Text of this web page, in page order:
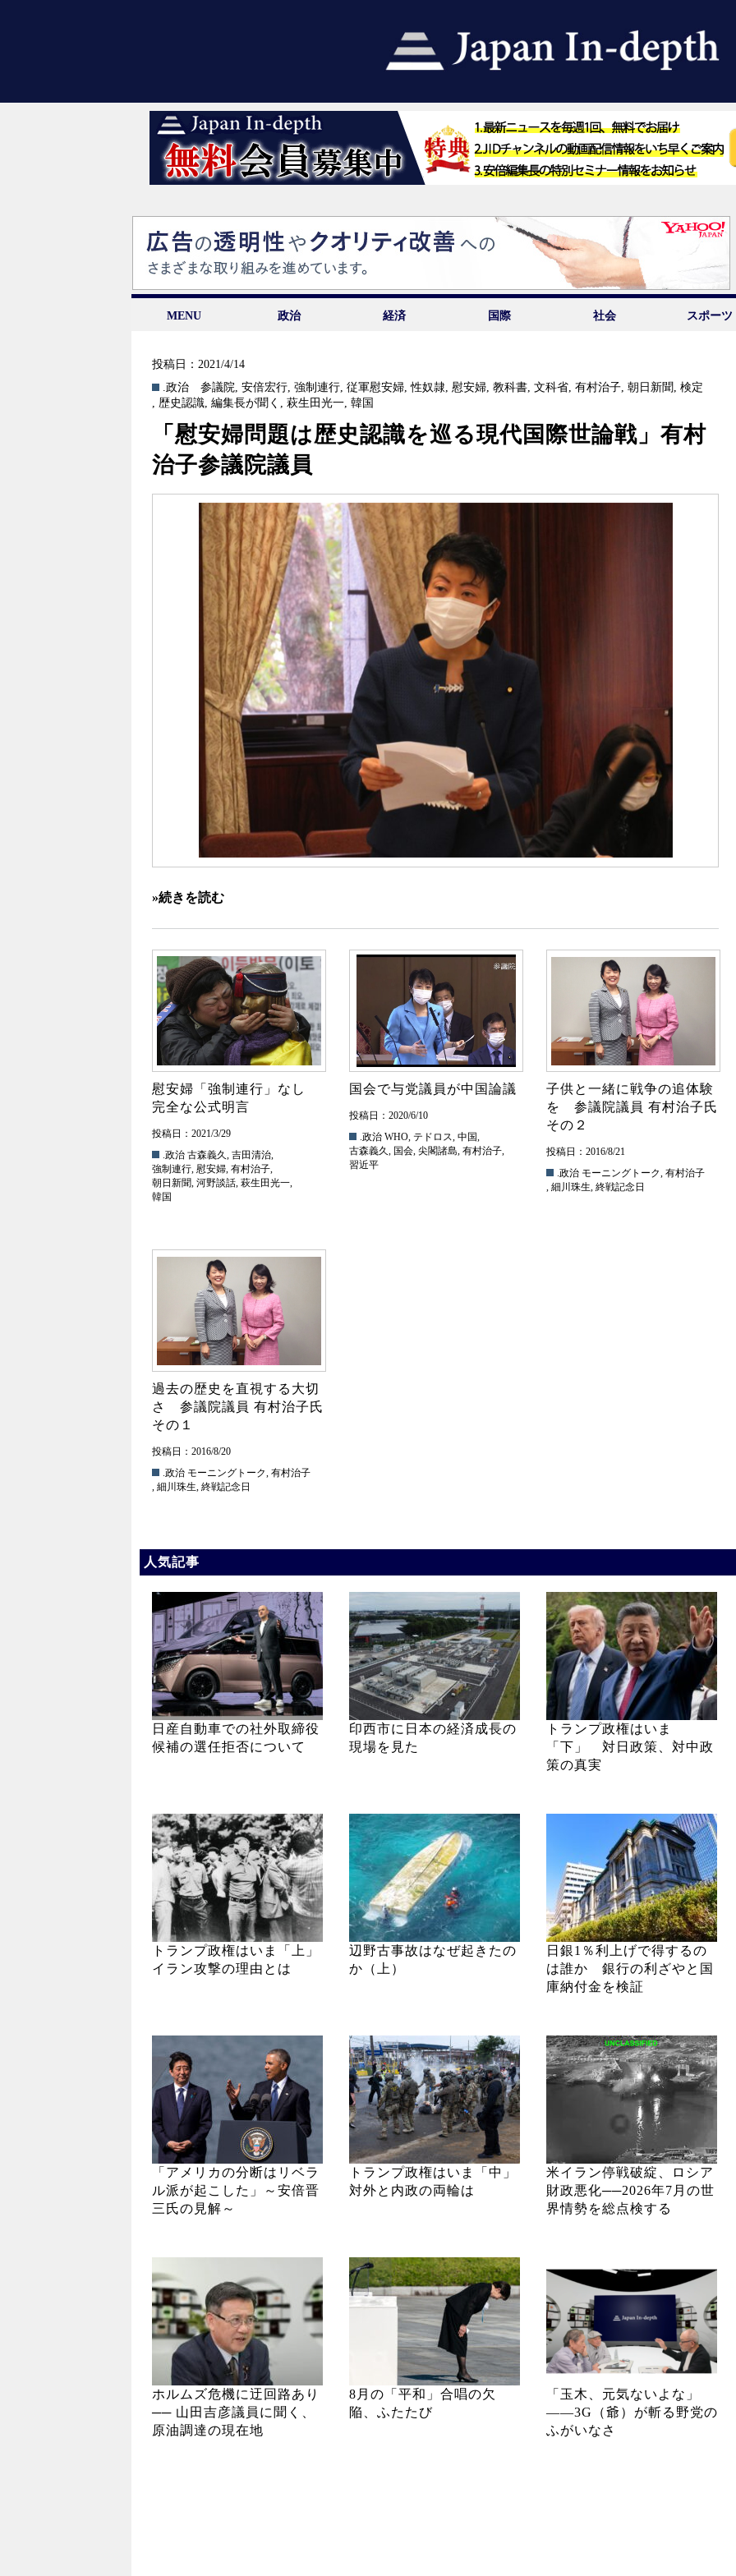
MENU 政治 経済 国際 社会 スポーツ
投稿日：2021/4/14
.政治
参議院,安倍宏行,強制連行,従軍慰安婦,性奴隷,慰安婦,教科書,文科省,有村治子,朝日新聞,検定
, 歴史認識, 編集長が聞く , 萩生田光一, 韓国
「慰安婦問題は歴史認識を巡る現代国際世論戦」有村
治子参議院議員
»続きを読む
慰安婦「強制連行」なし
完全な公式明言
投稿日：2021/3/29
.政治 古森義久, 吉田清治,
強制連行, 慰安婦, 有村治子,
朝日新聞, 河野談話, 萩生田光一,
韓国
国会で与党議員が中国論議
投稿日：2020/6/10
.政治 WHO, テドロス, 中国,
古森義久, 国会, 尖閣諸島, 有村治子,
習近平
子供と一緒に戦争の追体験
を 参議院議員 有村治子氏
その２
投稿日：2016/8/21
.政治 モーニングトーク, 有村治子
, 細川珠生, 終戦記念日
過去の歴史を直視する大切
さ 参議院議員 有村治子氏
その１
投稿日：2016/8/20
.政治 モーニングトーク, 有村治子
, 細川珠生, 終戦記念日
人気記事
日産自動車での社外取締役
候補の選任拒否について
印西市に日本の経済成長の
現場を見た
トランプ政権はいま
「下」 対日政策、対中政
策の真実
トランプ政権はいま「上」
イラン攻撃の理由とは
辺野古事故はなぜ起きたの
か（上）
日銀1％利上げで得するの
は誰か 銀行の利ざやと国
庫納付金を検証
「アメリカの分断はリベラ
ル派が起こした」～安倍晋
三氏の見解～
トランプ政権はいま「中」
対外と内政の両輪は
米イラン停戦破綻、ロシア
財政悪化──2026年7月の世
界情勢を総点検する
ホルムズ危機に迂回路あり
── 山田吉彦議員に聞く、
原油調達の現在地
8月の「平和」合唱の欠
陥、ふたたび
「玉木、元気ないよな」
――3G（爺）が斬る野党の
ふがいなさ